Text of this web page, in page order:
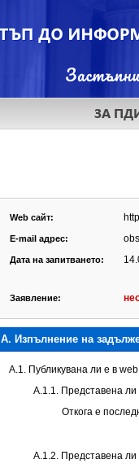
ЗА
Web сайт:
E-mail адрес:
Дата на запитването:
Заявление:
А. Изпълнение на
A.1. Публикувана ли е в
A.1.1. Представена ли
Откога е
A.1.2. Представена ли